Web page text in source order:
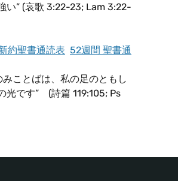
い” (哀歌 3:22-23; Lam 3:22-
約聖書通読表 52週間 聖書通
ことばは、私の足のともし
光です” (詩篇 119:105; Ps